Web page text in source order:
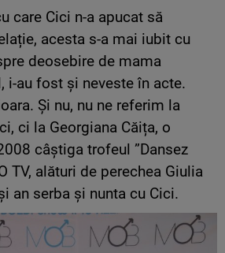
care Cici n-a apucat să
acesta s-a mai iubit cu
deosebire de mama
i-au fost și neveste în acte.
Și nu, nu ne referim la
ci la Georgiana Căița, o
câștiga trofeul ”Dansez
TV, alături de perechea Giulia
an serba și nunta cu Cici.